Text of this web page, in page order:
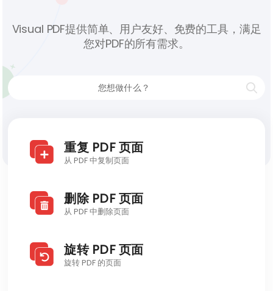
添加水印
博客
发现Visual PDF
博客
Visual PDF提供简单、用户友好、免费的工具，满足
您对PDF的所有需求。
重复 PDF 页面
从 PDF 中复制页面
删除 PDF 页面
从 PDF 中删除页面
旋转 PDF 页面
旋转 PDF 的页面